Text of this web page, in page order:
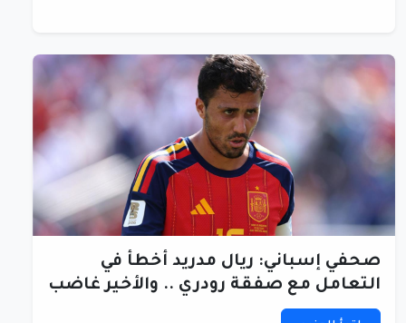
صحفي إسباني: ريال مدريد أخطأ في
التعامل مع صفقة رودري .. والأخير غاضب